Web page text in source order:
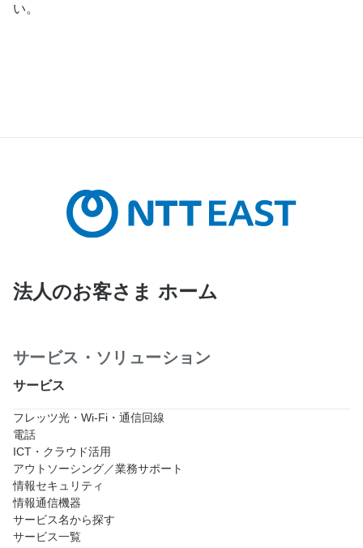
い。
法人のお客さま ホーム
サービス・ソリューション
サービス
フレッツ光・Wi-Fi・通信回線
電話
ICT・クラウド活用
アウトソーシング／業務サポート
情報セキュリティ
情報通信機器
サービス名から探す
サービス一覧